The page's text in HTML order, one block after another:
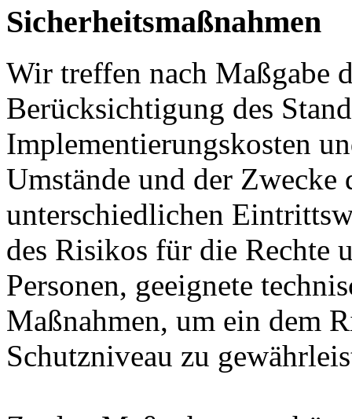
Sicherheitsmaßnahmen
Wir treffen nach Maßgabe
Berücksichtigung des
Implementierungskosten
Umstände und der Zwecke
unterschiedlichen
des Risikos für die Rechte
Personen, geeignete
Maßnahmen, um ein dem
Schutzniveau zu